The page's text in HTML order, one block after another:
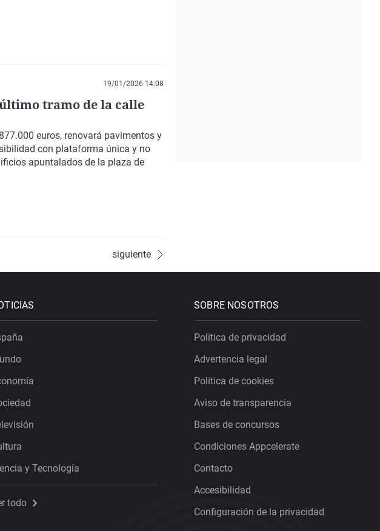
19/01/2026 14:08
tramo de la calle
euros, renovará pavimentos y
con plataforma única y no
apuntalados de la plaza de
siguiente
y Tecnología
todo
SOBRE NOSOTROS
Política de privacidad
Advertencia legal
Política de cookies
Aviso de transparencia
Bases de concursos
Condiciones Appcelerate
Contacto
Accesibilidad
Configuración de la privacidad